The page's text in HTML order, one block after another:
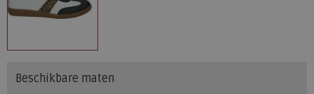
Beschikbare maten